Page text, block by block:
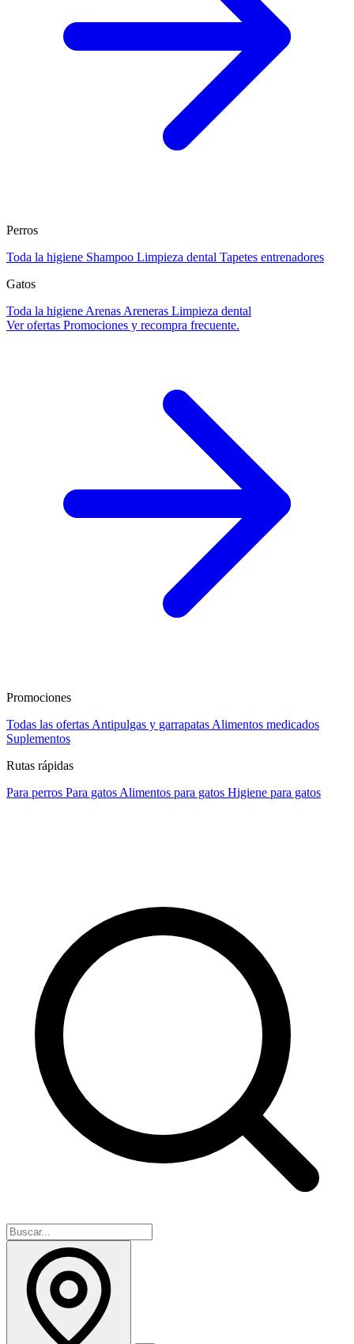
Perros
Toda la higiene Shampoo Limpieza dental Tapetes entrenadores
Gatos
Toda la higiene Arenas Areneras Limpieza dental
Ver ofertas Promociones y recompra frecuente.
Promociones
Todas las ofertas Antipulgas y garrapatas Alimentos medicados
Suplementos
Rutas rápidas
Para perros Para gatos Alimentos para gatos Higiene para gatos